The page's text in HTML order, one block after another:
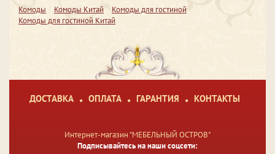
Комоды Комоды Китай
Комоды для гостиной
Комоды для гостиной Китай
ДОСТАВКА ОПЛАТА ГАРАНТИЯ КОНТАКТЫ
Интернет-магазин "МЕБЕЛЬНЫЙ ОСТРОВ"
Подписывайтесь на наши соцсети: